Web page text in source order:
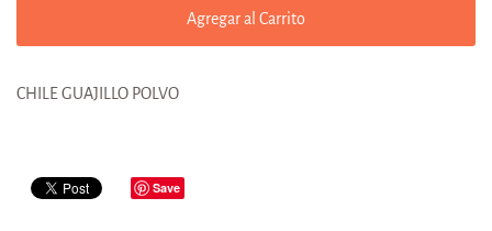
Agregar al Carrito
CHILE GUAJILLO POLVO
Save